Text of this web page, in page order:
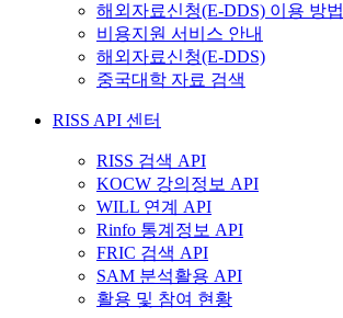
해외자료신청(E-DDS) 이용 방법
비용지원 서비스 안내
해외자료신청(E-DDS)
중국대학 자료 검색
RISS API 센터
RISS 검색 API
KOCW 강의정보 API
WILL 연계 API
Rinfo 통계정보 API
FRIC 검색 API
SAM 분석활용 API
활용 및 참여 현황